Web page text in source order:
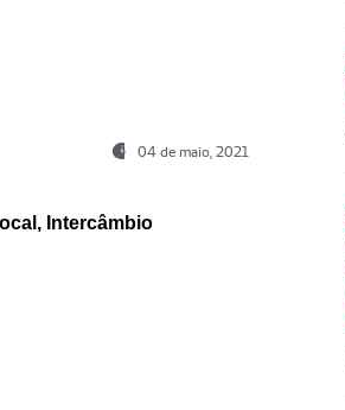
04 de maio, 2021
Intercâmbio